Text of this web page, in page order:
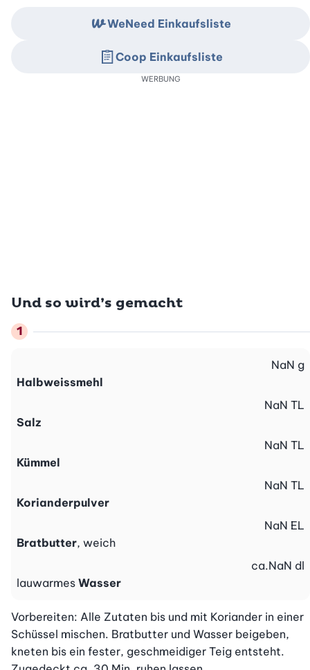
Und so wird’s gemacht
Halbweissmehl
NaN g
Salz
NaN TL
Kümmel
NaN TL
Korianderpulver
NaN TL
Bratbutter, weich
NaN EL
lauwarmes Wasser
ca.NaN dl
Vorbereiten: Alle Zutaten bis und mit Koriander in einer
Schüssel mischen. Bratbutter und Wasser beigeben,
kneten bis ein fester, geschmeidiger Teig entsteht.
WeNeed Einkaufsliste
Coop Einkaufsliste
WERBUNG